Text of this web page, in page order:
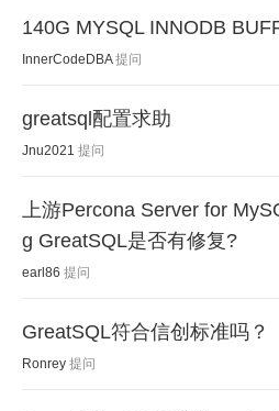
140G MYSQL INNODB
InnerCodeDBA提问
greatsql配置求助
Jnu2021 提问
上游Percona Server for
g GreatSQL是否有修复?
earl86 提问
GreatSQL符合信创标准吗？
Ronrey 提问